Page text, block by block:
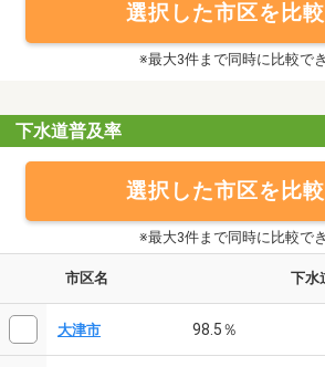
選択した市区を比
※最大3件まで同時に比較で
下水道普及率
選択した市区を比
※最大3件まで同時に比較で
市区名 下水
大津市 98.5％